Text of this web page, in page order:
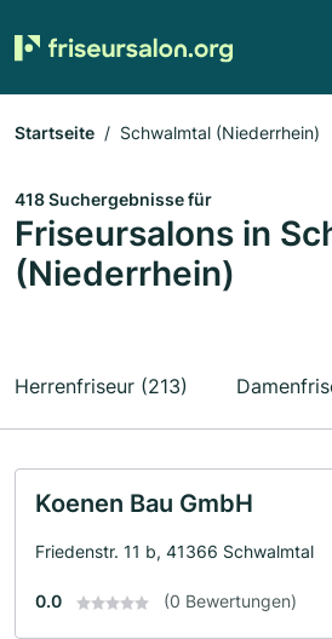
Startseite Schwalmtal (Niederrhein)
418 Suchergebnisse für
Friseursalons in
(Niederrhein)
Herrenfriseur (213)
Koenen Bau GmbH
Friedenstr. 11 b, 41366 Schwalmtal
0.0 (0 Bewertungen)